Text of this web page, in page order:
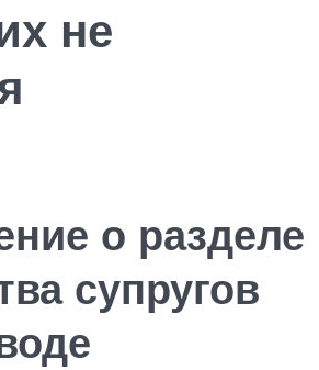
не
о разделе
супругов